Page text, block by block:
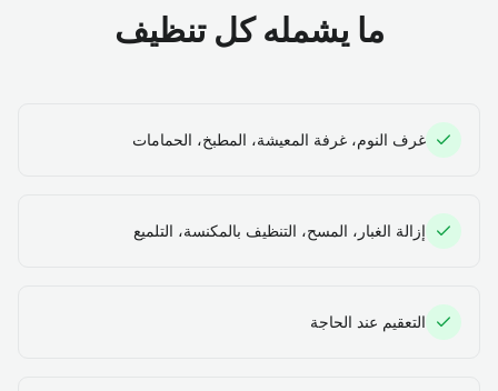
ما يشمله كل تنظيف
غرف النوم، غرفة المعيشة، المطبخ، الحمامات
إزالة الغبار، المسح، التنظيف بالمكنسة، التلميع
التعقيم عند الحاجة